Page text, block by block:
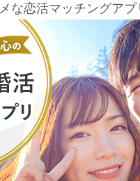
な恋活マッチングア